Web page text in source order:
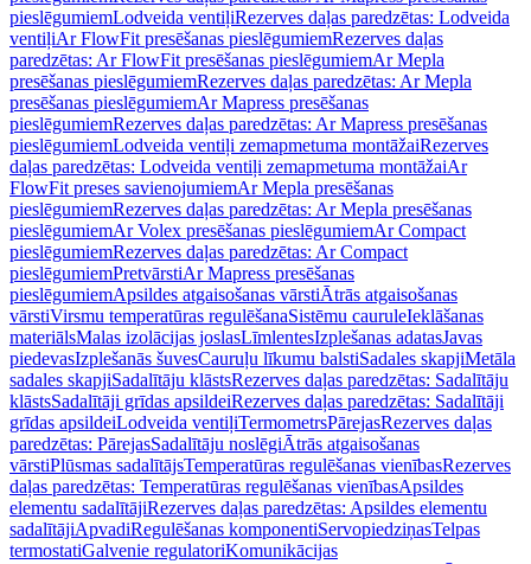
pieslēgumiemLodveida ventiļiRezerves daļas paredzētas: Lodveida
ventiļiAr FlowFit presēšanas pieslēgumiemRezerves daļas
paredzētas: Ar FlowFit presēšanas pieslēgumiemAr Mepla
presēšanas pieslēgumiemRezerves daļas paredzētas: Ar Mepla
presēšanas pieslēgumiemAr Mapress presēšanas
pieslēgumiemRezerves daļas paredzētas: Ar Mapress presēšanas
pieslēgumiemLodveida ventiļi zemapmetuma montāžaiRezerves
daļas paredzētas: Lodveida ventiļi zemapmetuma montāžaiAr
FlowFit preses savienojumiemAr Mepla presēšanas
pieslēgumiemRezerves daļas paredzētas: Ar Mepla presēšanas
pieslēgumiemAr Volex presēšanas pieslēgumiemAr Compact
pieslēgumiemRezerves daļas paredzētas: Ar Compact
pieslēgumiemPretvārstiAr Mapress presēšanas
pieslēgumiemApsildes atgaisošanas vārstiĀtrās atgaisošanas
vārstiVirsmu temperatūras regulēšanaSistēmu cauruleIeklāšanas
materiālsMalas izolācijas joslasLīmlentesIzplešanas adatasJavas
piedevasIzplešanās šuvesCauruļu līkumu balstiSadales skapjiMetāla
sadales skapjiSadalītāju klāstsRezerves daļas paredzētas: Sadalītāju
klāstsSadalītāji grīdas apsildeiRezerves daļas paredzētas: Sadalītāji
grīdas apsildeiLodveida ventiļiTermometrsPārejasRezerves daļas
paredzētas: PārejasSadalītāju noslēgiĀtrās atgaisošanas
vārstiPlūsmas sadalītājsTemperatūras regulēšanas vienībasRezerves
daļas paredzētas: Temperatūras regulēšanas vienībasApsildes
elementu sadalītājiRezerves daļas paredzētas: Apsildes elementu
sadalītājiApvadiRegulēšanas komponentiServopiedziņasTelpas
termostatiGalvenie regulatoriKomunikācijas